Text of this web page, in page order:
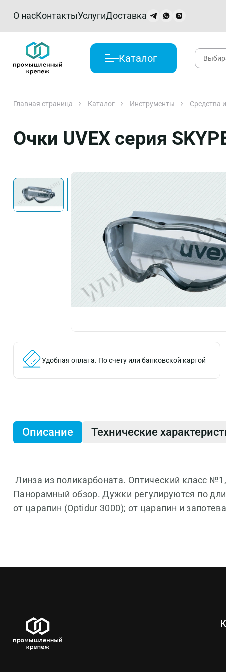
О насКонтактыУслугиДоставка
Каталог
Главная страница Каталог Инструменты Средства
Очки UVEX серия
Удобная оплата. По счету или банковской картой
Описание Технические
Линза из поликарбоната. Оптический класс
Панорамный обзор. Дужки регулируются по
от царапин (Optidur 3000); от царапин и